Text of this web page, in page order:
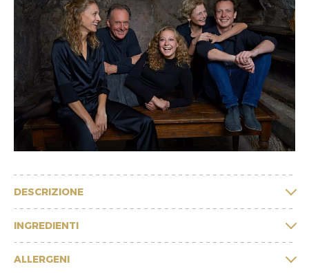
DESCRIZIONE
INGREDIENTI
ALLERGENI